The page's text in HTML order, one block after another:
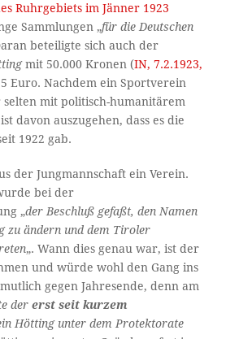
Ruhrgebiets im Jänner 1923
Sammlungen „für die Deutschen
beteiligte sich auch der
mit 50.000 Kronen (IN, 7.2.1923,
Euro. Nachdem ein Sportverein
mit politisch-humanitärem
davon auszugehen, dass es die
1922 gab.
der Jungmannschaft ein Verein.
bei der
„der Beschluß gefaßt, den Namen
zu ändern und dem Tiroler
„. Wann dies genau war, ist der
und würde wohl den Gang ins
gegen Jahresende, denn am
dererst seit kurzem
Hötting unter dem Protektorate